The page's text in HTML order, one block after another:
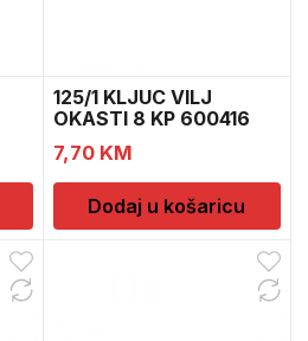
125/1 KLJUC VILJ
OKASTI 8 KP 600416
7,70 KM
Dodaj u košaricu